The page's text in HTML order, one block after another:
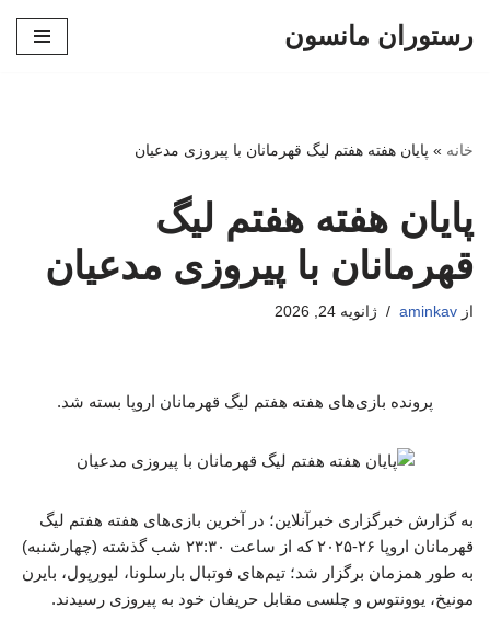
رستوران مانسون
خانه » پایان هفته هفتم لیگ قهرمانان با پیروزی مدعیان
پایان هفته هفتم لیگ
قهرمانان با پیروزی مدعیان
از aminkav ژانویه 24, 2026
پرونده بازی‌های هفته هفتم لیگ قهرمانان اروپا بسته شد.
به گزارش خبرگزاری خبرآنلاین؛ در آخرین بازی‌های هفته هفتم لیگ
قهرمانان اروپا ۲۶-۲۰۲۵ که از ساعت ۲۳:۳۰ شب گذشته (چهارشنبه)
به طور همزمان برگزار شد؛ تیم‌های فوتبال بارسلونا، لیورپول، بایرن
مونیخ، یوونتوس و چلسی مقابل حریفان خود به پیروزی رسیدند.